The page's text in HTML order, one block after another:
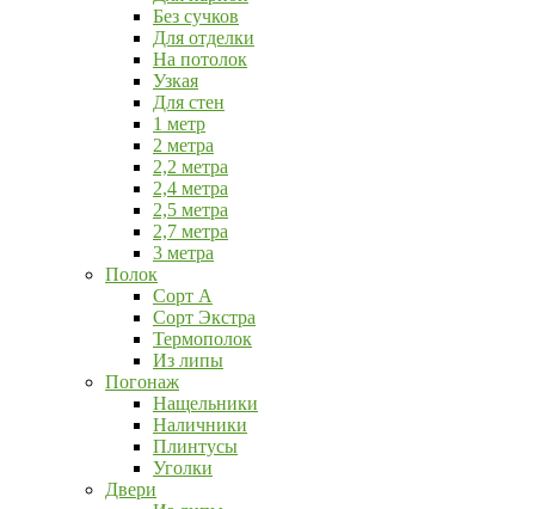
Без сучков
Для отделки
На потолок
Узкая
Для стен
1 метр
2 метра
2,2 метра
2,4 метра
2,5 метра
2,7 метра
3 метра
Полок
Сорт А
Сорт Экстра
Термополок
Из липы
Погонаж
Нащельники
Наличники
Плинтусы
Уголки
Двери